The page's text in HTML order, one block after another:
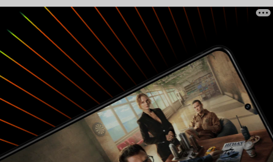
стоит копошиться в поисках высших смыслов и
философских идей, динамичного содержания
или тем более экшна. Не меряйте эту
уникальную ленту сегодняшними мерками.
Создание мистического триллера с
элементами ужаса в СССР – уже маленькая
победа. А выход на мировой уровень и
получение массы международных
фестивальных призов – это чуть ли не триумф.
Красота и неповторимость этой раритетной и
утонувшей ныне в забвении ленты заключается
в её первопроходческой миссии, успешном
воплощении смелого, изящного и радующего
глаз эксперимента. Поэтому рекомендую